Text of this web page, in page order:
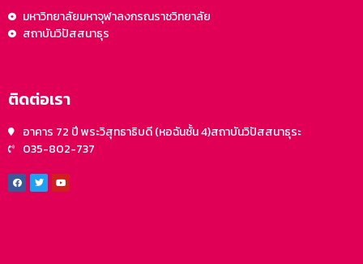
มหาวิทยาลัยมหาจุฬาลงกรณราชวิทยาลัย
สถาบันวิปัสสนาธุร
ติดต่อเรา
อาคาร 72 ปี พระวิสุทธาธิบดี (หอฉันชั้น 4)สถาบันวิปัสสนาธุระ
035-802-737